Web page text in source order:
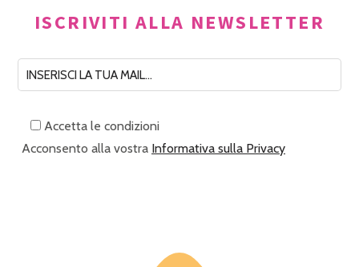
ISCRIVITI ALLA NEWSLETTER
Accetta le condizioni
Acconsento alla vostra Informativa sulla Privacy